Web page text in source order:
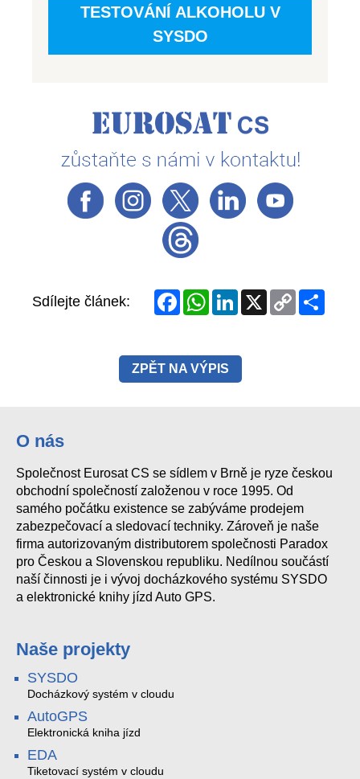
Sdílejte článek: FacebookWhatsAppLinkedIn
Copy
Link
ZPĚT NA VÝPIS
O nás
Společnost Eurosat CS se sídlem v Brně je ryze českou
obchodní společností založenou v roce 1995. Od
samého počátku existence se zabýváme prodejem
zabezpečovací a sledovací techniky. Zároveň je naše
firma autorizovaným distributorem společnosti Paradox
pro Českou a Slovenskou republiku. Nedílnou součástí
naší činnosti je i vývoj docházkového systému SYSDO
a elektronické knihy jízd Auto GPS.
Naše projekty
SYSDO
Docházkový systém v cloudu
AutoGPS
Elektronická kniha jízd
EDA
Tiketovací systém v cloudu